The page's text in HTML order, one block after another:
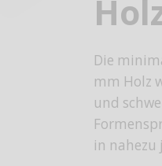
Die
mm Holz
und
in nahezu